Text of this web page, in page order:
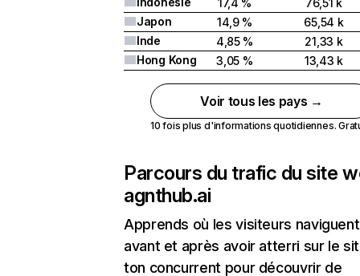
17,4 %
76,51 k
Japon
14,9 %
65,54 k
Inde
4,85 %
21,33 k
Hong Kong
3,05 % 13,43 k
Voir tous les pays →
10 fois plus d'informations quotidiennes.
Parcours du trafic du site
agnthub.ai
Apprends où les visiteurs naviguent
avant et après avoir atterri sur le
ton concurrent pour découvrir de